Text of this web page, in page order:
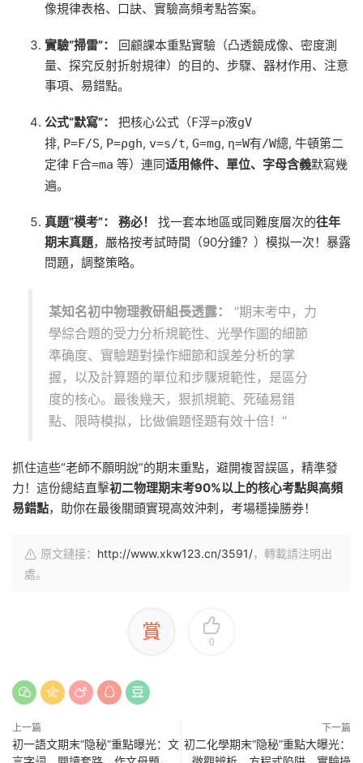
像規律表格、口訣、實驗高頻考點答案。
實驗“掃雷”：
回顧課本重點實驗（凸透鏡成像、密度測
量、探究反射折射規律）的目的、步驟、器材作用、注意
事項、易錯點。
公式“默寫”： 把核心公式（F浮=ρ液gV
排, P=F/S, P=ρgh, v=s/t, G=mg, η=W有/W總, 牛頓第二
定律 F合=ma 等）連同适用條件、單位、字母含義默寫幾
遍。
真題“模考”： 務必！ 找一套本地區或同難度層次的往年
期末真題，嚴格按考試時間（90分鍾？）模拟一次！暴露
問題，調整策略。
某知名初中物理教研組長透露：
“期末考中，力
學綜合題的受力分析規範性、光學作圖的細節
準确度、實驗題對操作細節和誤差分析的掌
握，以及計算題的單位和步驟規範性，是區分
度的核心。最後幾天，狠抓規範、死磕易錯
點、限時模拟，比做偏題怪題有效十倍！”
抓住這些“老師不願明說”的期末重點，避開複習誤區，精準發
力！這份總結直擊初二物理期末考90%以上的核心考點與高頻
易錯點，助你在最後關頭實現高效沖刺，考場穩操勝券！
原文鏈接： http://www.xkw123.cn/3591/，轉載請注明出
處。
賞 0
上一篇
初一語文期末“隐秘”重點曝光：文
下一篇
初二化學期末“隐秘”重點大曝光：